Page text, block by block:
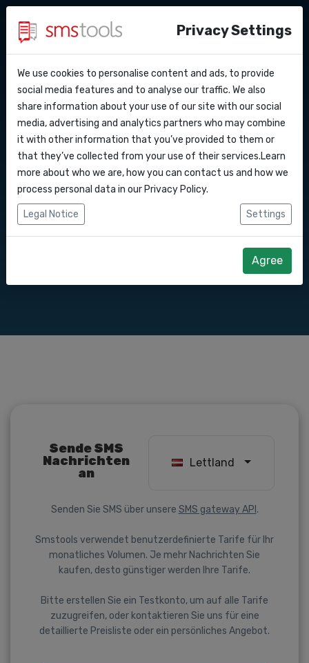
API Docs
Webhooks
Integrationen
Zapier
Warum smstools?
Blog
Service level agreement
Kontakt
Angebot anfordern
SMS Gateway API nach
Lettland
Senden Sie SMS-Nachrichten über unsere
Angebot anfordern
Sende SMS
Nachrichten
an
Lettland
Senden Sie SMS über unsere SMS gateway API .
Smstools verwendet benutzerdefinierte Tarife für Ihr
monatliches Volumen. Je mehr Nachrichten Sie
kaufen, desto günstiger werden Ihre Tarife.
Bitte erstellen Sie ein Testkonto, um auf alle Tarife
zuzugreifen, oder kontaktieren Sie uns für eine
detaillierte Preisliste oder ein persönliches Angebot.
Privacy Settings
We use cookies to personalise content and ads, to provide
social media features and to analyse our traffic. We also
share information about your use of our site with our social
media, advertising and analytics partners who may combine
it with other information that you’ve provided to them or
that they’ve collected from your use of their services.Learn
more about who we are, how you can contact us and how we
process personal data in our Privacy Policy.
Legal Notice Settings
Agree